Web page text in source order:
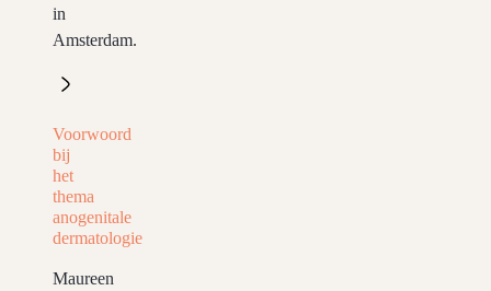
in
Amsterdam.
Voorwoord
bij
het
thema
anogenitale
dermatologie
Maureen